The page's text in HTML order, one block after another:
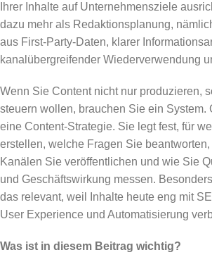
Ihrer Inhalte auf Unternehmensziele
dazu mehr als Redaktionsplanung,
aus First-Party-Daten, klarer
kanalübergreifender Wiederverwendung
Wenn Sie Content nicht nur produzieren,
steuern wollen, brauchen Sie ein System.
eine Content-Strategie. Sie legt fest, für
erstellen, welche Fragen Sie
Kanälen Sie veröffentlichen und wie Sie
und Geschäftswirkung messen.
das relevant, weil Inhalte heute eng mit
User Experience und Automatisierung
Was ist in diesem Beitrag wichtig?